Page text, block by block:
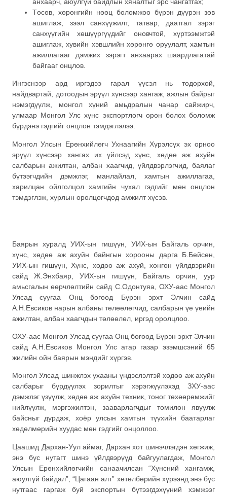
Төсөв, хөрөнгийн нөөц боломжоо бүрэн дүүрэн зөв
ашиглаж, зээл санхүүжилт, татвар, даатгал зэрэг
санхүүгийн хөшүүргүүдийг оновчтой, хүртээмжтэй
ашиглаж, хувийн хэвшлийн хөрөнгө оруулалт, хамтын
ажиллагааг дэмжих зэрэгт анхаарах шаардлагатай
байгааг онцлов.
Ингэснээр ард иргэдээ гарал үүсэл нь тодорхой,
найдвартай, дотоодын эрүүл хүнсээр хангаж, ажлын байрыг
нэмэгдүүлж, монгол хүний амьдралын чанар сайжирч,
улмаар Монгол Улс хүнс экспортлогч орон болох боломж
бүрдэнэ гэдгийг онцлон тэмдэглэлээ.
Монгол Улсын Ерөнхийлөгч Ухнаагийн Хүрэлсүх эх орноо
эрүүл хүнсээр хангах их үйлсэд хүнс, хөдөө аж ахуйн
салбарын ажилтан, албан хаагчид, үйлдвэрлэгчид, баялаг
бүтээгчдийн дэмжлэг, манлайлал, хамтын ажиллагаа,
харилцан ойлголцол хамгийн чухал гэдгийг мөн онцлон
тэмдэглэж, хурлын оролцогчдод амжилт хүсэв.
Баярын хуралд УИХ-ын гишүүн, УИХ-ын Байгаль орчин,
хүнс, хөдөө аж ахуйн байнгын хорооны дарга Б.Бейсен,
УИХ-ын гишүүн, Хүнс, хөдөө аж ахуй, хөнгөн үйлдвэрийн
сайд Ж.Энхбаяр, УИХ-ын гишүүн, Байгаль орчин, уур
амьсгалын өөрчлөлтийн сайд С.Одонтуяа, ОХУ-аас Монгол
Улсад суугаа Онц бөгөөд Бүрэн эрхт Элчин сайд
А.Н.Евсиков нарын албаны төлөөлөгчид, салбарын үе үеийн
ажилтан, албан хаагчдын төлөөлөл, иргэд оролцлоо.
ОХУ-аас Монгол Улсад суугаа Онц бөгөөд Бүрэн эрхт Элчин
сайд А.Н.Евсиков Монгол Улс атар газар эзэмшсэний 65
жилийн ойн баярын мэндийг хүргэв.
Монгол Улсад шинжлэх ухааны үндэслэлтэй хөдөө аж ахуйн
салбарыг бүрдүүлэх зорилтыг хэрэгжүүлэхэд ЗХУ-аас
дэмжлэг үзүүлж, хөдөө аж ахуйн техник, тоног төхөөрөмжийг
нийлүүлж, мэргэжилтэн, зааварлагчдыг томилон явуулж
байсныг дурдаж, хоёр улсын хамтын түүхийн баатарлаг
хөдөлмөрийн хуудас мөн гэдгийг онцоллоо.
Цаашид Дархан-Уул аймаг, Дархан хот шинэчлэгдэн хөгжиж,
энэ бүс нутагт шинэ үйлдвэрүүд байгуулагдаж, Монгол
Улсын Ерөнхийлөгчийн санаачилсан “Хүнсний хангамж,
аюулгүй байдал”, “Цагаан алт” хөтөлбөрийн хүрээнд энэ бүс
нутгаас гаргаж буй экспортын бүтээгдэхүүний хэмжээг